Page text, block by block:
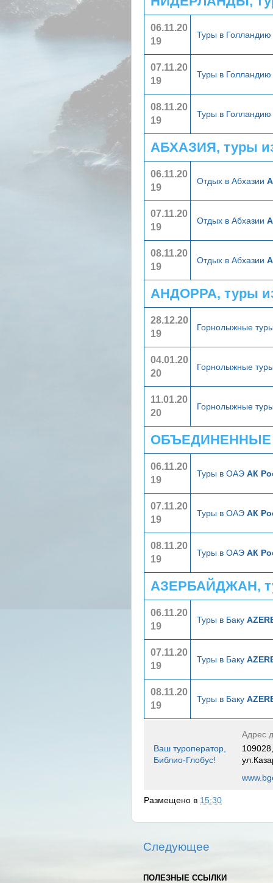
06.11.20
19
Туры в Голландию
07.11.20
19
Туры в Голландию
08.11.20
19
Туры в Голландию
АБХАЗИЯ, туры
06.11.20
19
Отдых в Абхазии
07.11.20
19
Отдых в Абхазии
08.11.20
19
Отдых в Абхазии
АНДОРРА, туры
28.12.20
19
Горнолыжные
04.01.20
20
Горнолыжные
11.01.20
20
Горнолыжные
ОБЪЕДИНЕННЫЕ
06.11.20
19
Туры в ОАЭ АК
07.11.20
19
Туры в ОАЭ АК
08.11.20
19
Туры в ОАЭ АК
АЗЕРБАЙДЖАН,
06.11.20
19
Туры в Баку
07.11.20
19
Туры в Баку
08.11.20
19
Туры в Баку
Адрес
Ваш туроператор,
Библио-Глобус!
Размещено в 15:30
Следующее
ПОЛЕЗНЫЕ ССЫЛКИ